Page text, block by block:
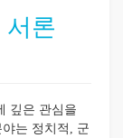
서론
깊은 관심을
는 정치적, 군